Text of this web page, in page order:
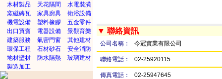
木材製品 天花隔間
水電裝潢
窯磁磚瓦
家具廚具
衛浴設備
機電設備
塑料橡膠
五金零件
出口買賣
電器設備
景觀育樂
建築服務
氣密門窗
其他建材
環保工程
石材砂石
安全消防
地材壁材
防水隔熱
玻璃建材
製造加工
▼ 聯絡資訊
公司名稱： 今冠實業有限公司
聯絡電話： 02-25920115
傳真電話： 02-25947645